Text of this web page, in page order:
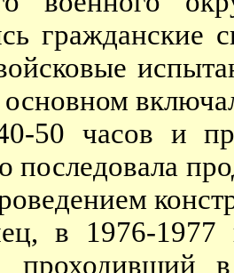
основном
50 часов и
последовала
1976-1977
проходивший в